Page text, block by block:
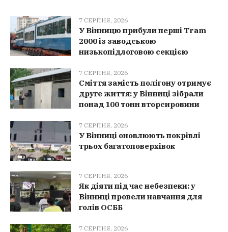
7 СЕРПНЯ, 2026
У Вінницю прибули перші Tram
2000 із заводською
низькопідлоговою секцією
7 СЕРПНЯ, 2026
Сміття замість полігону отримує
друге життя: у Вінниці зібрали
понад 100 тонн вторсировини
7 СЕРПНЯ, 2026
У Вінниці оновлюють покрівлі
трьох багатоповерхівок
7 СЕРПНЯ, 2026
Як діяти під час небезпеки: у
Вінниці провели навчання для
голів ОСББ
7 СЕРПНЯ, 2026